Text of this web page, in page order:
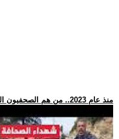
.. منذ عام 2023.. من هم الصحفيون الذين قتلتهم إسرائيل في لبنان؟